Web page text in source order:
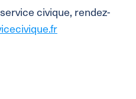
civique, rendez-